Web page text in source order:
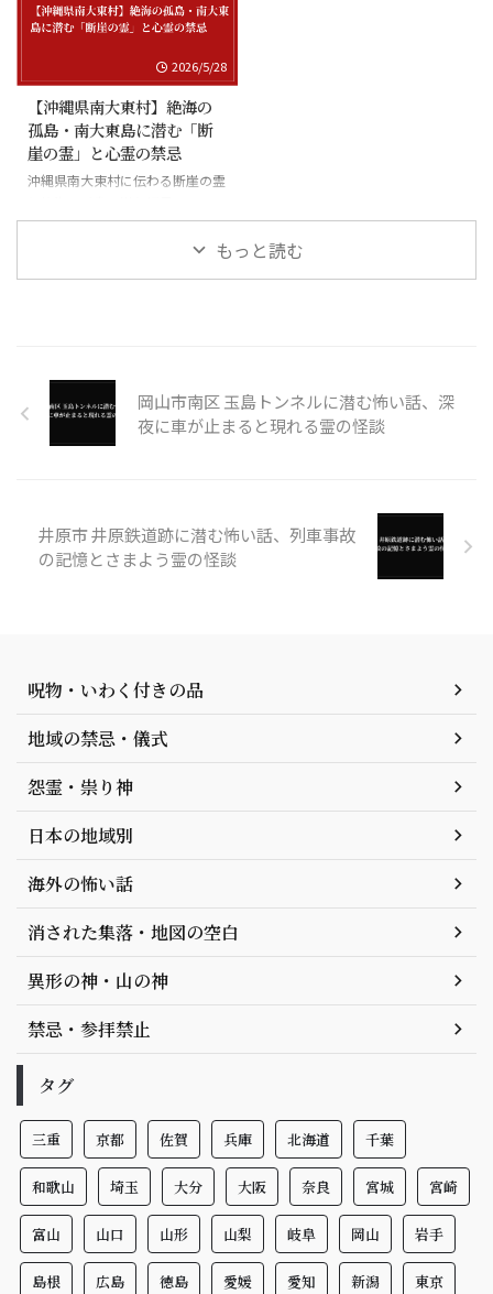
2026/5/28
【沖縄県南大東村】絶海の
孤島・南大東島に潜む「断
崖の霊」と心霊の禁忌
沖縄県南大東村に伝わる断崖の霊
もっと読む
岡山市南区 玉島トンネルに潜む怖い話、深
夜に車が止まると現れる霊の怪談
井原市 井原鉄道跡に潜む怖い話、列車事故
の記憶とさまよう霊の怪談
呪物・いわく付きの品
地域の禁忌・儀式
怨霊・祟り神
日本の地域別
海外の怖い話
消された集落・地図の空白
異形の神・山の神
禁忌・参拝禁止
タグ
三重 京都 佐賀 兵庫 北海道 千葉
和歌山 埼玉 大分 大阪 奈良 宮城 宮崎
富山 山口 山形 山梨 岐阜 岡山 岩手
島根 広島 徳島 愛媛 愛知 新潟 東京